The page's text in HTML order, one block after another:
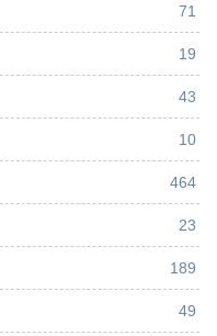
71
19
43
10
464
23
189
49